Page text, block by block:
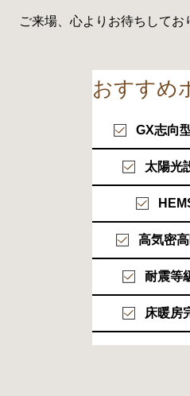
ご来場、心よりお待ちしてお
おすすめ
GX志向
太陽光
高気密
耐震等
床暖房